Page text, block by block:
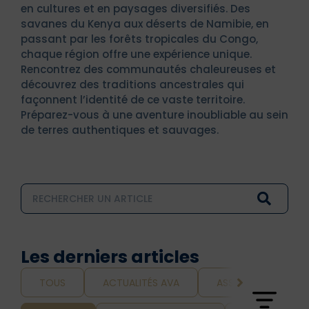
en cultures et en paysages diversifiés. Des
savanes du Kenya aux déserts de Namibie, en
passant par les forêts tropicales du Congo,
chaque région offre une expérience unique.
Rencontrez des communautés chaleureuses et
découvrez des traditions ancestrales qui
façonnent l’identité de ce vaste territoire.
Préparez-vous à une aventure inoubliable au sein
de terres authentiques et sauvages.
Les derniers articles
TOUS ACTUALITÉS AVA ASSURANCE ET